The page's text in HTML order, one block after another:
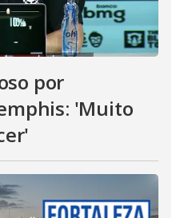
por
'Muito